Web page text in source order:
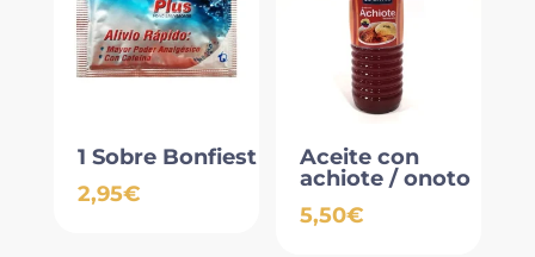
1 Sobre Bonfiest
2,95€
Aceite con
achiote / onoto
5,50€